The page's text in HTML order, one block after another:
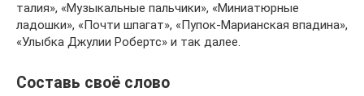
талия», «Музыкальные пальчики», «Миниатюрные
ладошки», «Почти шпагат», «Пупок-Марианская впадина»,
«Улыбка Джулии Робертс» и так далее.
Составь своё слово